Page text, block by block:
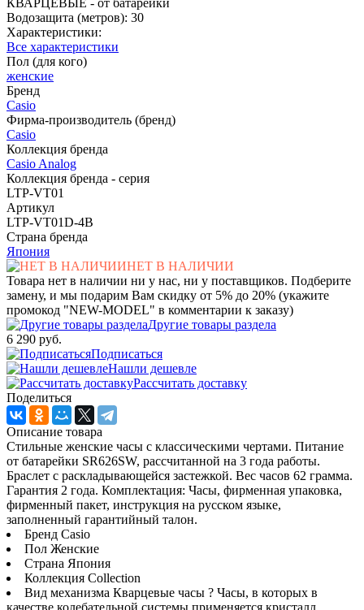
Водозащита (метров): 30
Характеристики:
Все характеристики
Пол (для кого)
женские
Бренд
Casio
Фирма-производитель (бренд)
Casio
Коллекция бренда
Casio Analog
Коллекция бренда - серия
LTP-VT01
Артикул
LTP-VT01D-4B
Страна бренда
Япония
НЕТ В НАЛИЧИИ
Товара нет в наличии ни у нас, ни у поставщиков. Подберите
замену, и мы подарим Вам скидку от 5% до 20% (укажите
промокод "NEW-MODEL" в комментарии к заказу)
Другие товары раздела
6 290 руб.
Подписаться
Нашли дешевле
Рассчитать доставку
Поделиться
Описание товара
Стильные женские часы с классическими чертами. Питание
от батарейки SR626SW, рассчитанной на 3 года работы.
Браслет с раскладывающейся застежкой. Вес часов 62 грамма.
Гарантия 2 года. Комплектация: Часы, фирменная упаковка,
фирменный пакет, инструкция на русском языке,
заполненный гарантийный талон.
Бренд Casio
Пол Женские
Страна Япония
Коллекция Collection
Вид механизма Кварцевые часы ? Часы, в которых в
качестве колебательной системы применяется кристалл